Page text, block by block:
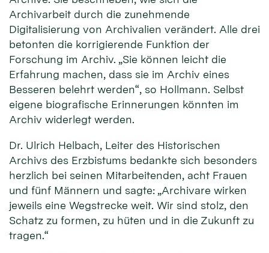
Archivarbeit durch die zunehmende
Digitalisierung von Archivalien verändert. Alle drei
betonten die korrigierende Funktion der
Forschung im Archiv. „Sie können leicht die
Erfahrung machen, dass sie im Archiv eines
Besseren belehrt werden“, so Hollmann. Selbst
eigene biografische Erinnerungen könnten im
Archiv widerlegt werden.
Dr. Ulrich Helbach, Leiter des Historischen
Archivs des Erzbistums bedankte sich besonders
herzlich bei seinen Mitarbeitenden, acht Frauen
und fünf Männern und sagte: „Archivare wirken
jeweils eine Wegstrecke weit. Wir sind stolz, den
Schatz zu formen, zu hüten und in die Zukunft zu
tragen.“